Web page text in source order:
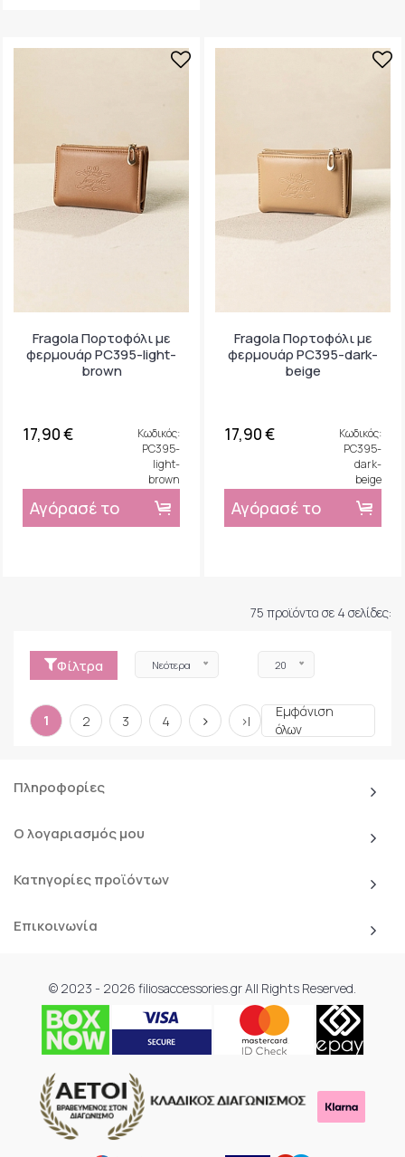
Fragola Πορτοφόλι με
φερμουάρ PC395-light-
brown
17,90 €
Κωδικός:
PC395-
light-
brown
Αγόρασέ το
Fragola Πορτοφόλι με
φερμουάρ PC395-dark-
beige
17,90 €
Κωδικός:
PC395-
dark-
beige
Αγόρασέ το
75 προϊόντα σε 4 σελίδες:
Φίλτρα Νεότερα 20
1 2 3 4 >|
Εμφάνιση
όλων
Πληροφορίες
Ο λογαριασμός μου
Κατηγορίες προϊόντων
Επικοινωνία
© 2023 - 2026 filiosaccessories.gr All Rights Reserved.